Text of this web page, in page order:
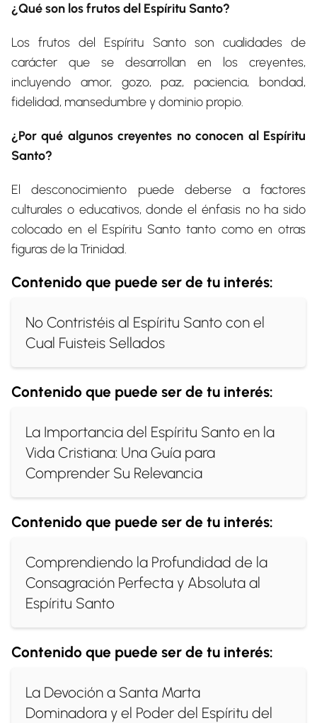
¿Qué son los frutos del Espíritu Santo?
Los frutos del Espíritu Santo son cualidades de
carácter que se desarrollan en los creyentes,
incluyendo amor, gozo, paz, paciencia, bondad,
fidelidad, mansedumbre y dominio propio.
¿Por qué algunos creyentes no conocen al Espíritu
Santo?
El desconocimiento puede deberse a factores
culturales o educativos, donde el énfasis no ha sido
colocado en el Espíritu Santo tanto como en otras
figuras de la Trinidad.
Contenido que puede ser de tu interés:
No Contristéis al Espíritu Santo con el
Cual Fuisteis Sellados
Contenido que puede ser de tu interés:
La Importancia del Espíritu Santo en la
Vida Cristiana: Una Guía para
Comprender Su Relevancia
Contenido que puede ser de tu interés:
Comprendiendo la Profundidad de la
Consagración Perfecta y Absoluta al
Espíritu Santo
Contenido que puede ser de tu interés:
La Devoción a Santa Marta
Dominadora y el Poder del Espíritu del